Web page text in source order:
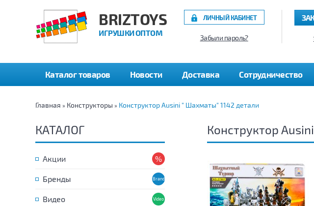
BRIZTOYS
ИГРУШКИ ОПТОМ
ЛИЧНЫЙ КАБИНЕТ
Забыли пароль?
Каталог товаров Новости Доставка Сотрудничество
Главная » Конструкторы » Конструктор Ausini " Шахматы" 1142 детали
КАТАЛОГ
Акции
Бренды
Видео
Конструктор